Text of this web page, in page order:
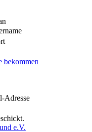
bekommen
Adresse
e.V.